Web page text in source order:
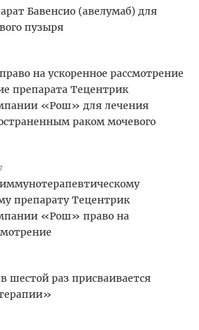
Бавенсио (авелумаб) для
пузыря
на ускоренное рассмотрение
препарата Тецентрик
«Рош» для лечения
раком мочевого
препарату Тецентрик
«Рош» право на
шестой раз присваивается